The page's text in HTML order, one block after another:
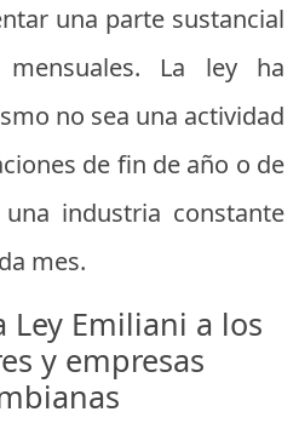
una parte sustancial
La ley ha
no sea una actividad
de fin de año o de
industria constante
mes.
Ley Emiliani a los
y empresas